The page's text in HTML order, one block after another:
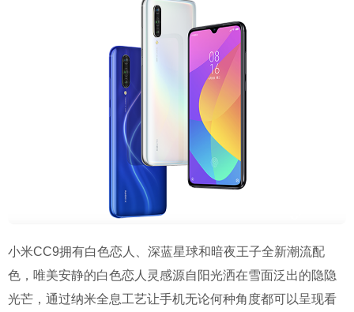
小米CC9拥有白色恋人、深蓝星球和暗夜王子全新潮流配
色，唯美安静的白色恋人灵感源自阳光洒在雪面泛出的隐隐
光芒，通过纳米全息工艺让手机无论何种角度都可以呈现看